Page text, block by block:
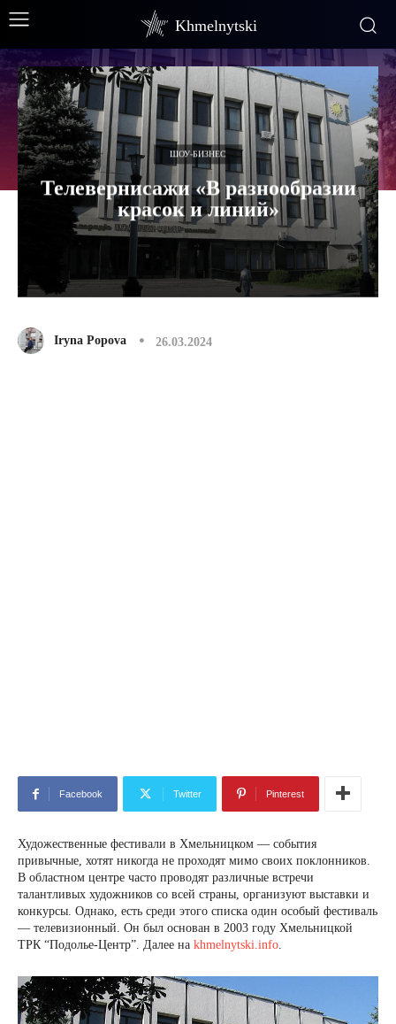
Khmelnytski
ШОУ-БИЗНЕС
Телевернисажи «В разнообразии
красок и линий»
Iryna Popova 26.03.2024
Facebook Twitter Pinterest
Художественные фестивали в Хмельницком — события
привычные, хотят никогда не проходят мимо своих поклонников.
В областном центре часто проводят различные встречи
талантливых художников со всей страны, организуют выставки и
конкурсы. Однако, есть среди этого списка один особый фестиваль
— телевизионный. Он был основан в 2003 году Хмельницкой
ТРК “Подолье-Центр”. Далее на khmelnytski.info.